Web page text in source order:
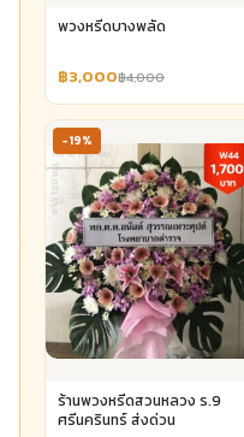
พวงหรีดบางพลัด
฿3,000฿4,000
-19%
ร้านพวงหรีดสวนหลวง ร.9
ศรีนครินทร์ ส่งด่วน